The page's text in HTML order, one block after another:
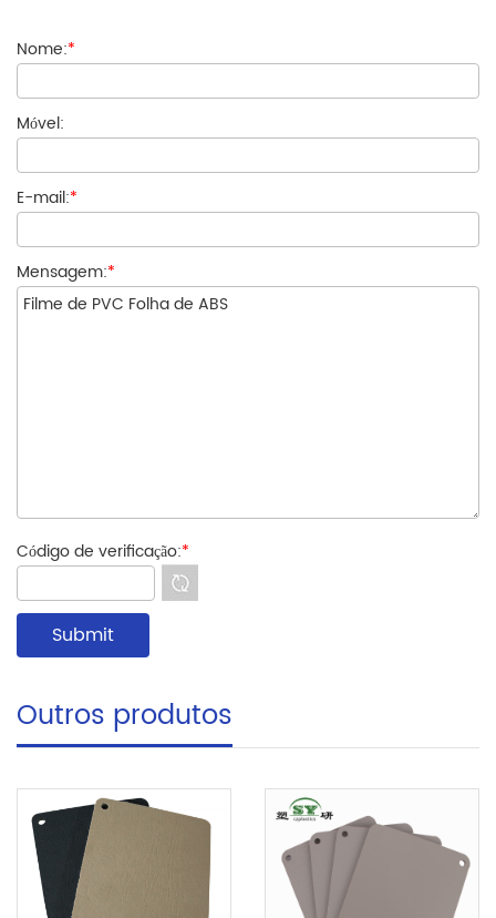
Nome:*
Móvel:
E-mail:*
Mensagem:*
Código de verificação:*
Outros produtos